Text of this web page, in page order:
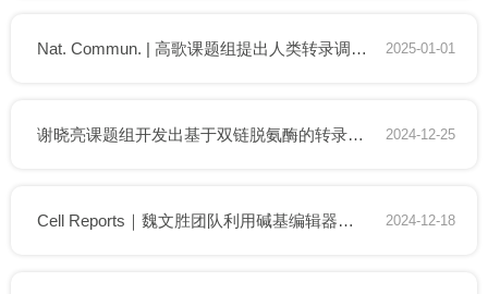
2025-01-01
Nat. Commun. | 高歌课题组提出人类转录调控元件建模与相关非编码变异功能解析方法
2024-12-25
谢晓亮课题组开发出基于双链脱氨酶的转录因子印迹技术FOODIE，在单分子和单细胞水平上实现全基因组转录因子结合图谱的绘制
2024-12-18
Cell Reports｜魏文胜团队利用碱基编辑器筛选绘制DNA损伤应答功能元件图谱